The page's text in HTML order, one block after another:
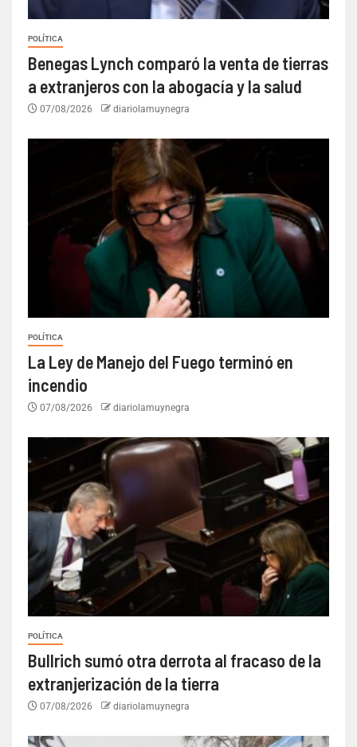
POLÍTICA
Benegas Lynch comparó la venta de tierras
a extranjeros con la abogacía y la salud
07/08/2026 diariolamuynegra
POLÍTICA
La Ley de Manejo del Fuego terminó en
incendio
07/08/2026 diariolamuynegra
POLÍTICA
Bullrich sumó otra derrota al fracaso de la
extranjerización de la tierra
07/08/2026 diariolamuynegra